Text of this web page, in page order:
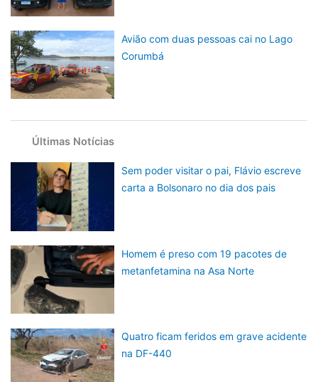
Avião com duas pessoas cai no Lago
Corumbá
Últimas Notícias
Sem poder visitar o pai, Flávio escreve
carta a Bolsonaro no dia dos pais
Homem é preso com 19 pacotes de
metanfetamina na Asa Norte
Quatro ficam feridos em grave acidente
na DF-440